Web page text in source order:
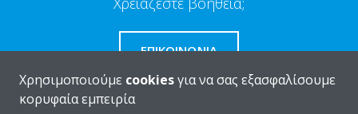
ΕΠΙΚΟΙΝΩΝΊΑ
Χρησιμοποιούμε cookiesγια να σας εξασφαλίσουμε
κορυφαία εμπειρία